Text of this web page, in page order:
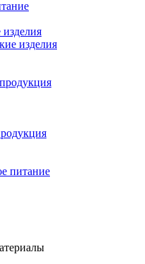
изделия
питание